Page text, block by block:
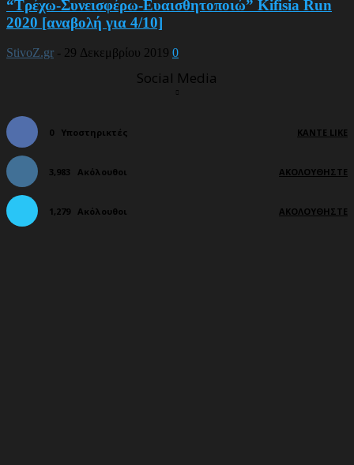
“Τρέχω-Συνεισφέρω-Ευαισθητοποιώ” Kifisia Run
2020 [αναβολή για 4/10]
StivoZ.gr - 29 Δεκεμβρίου 2019 0
Social Media
0 Υποστηρικτές ΚΆΝΤΕ LIKE
3,983 Ακόλουθοι ΑΚΟΛΟΥΘΉΣΤΕ
1,279 Ακόλουθοι ΑΚΟΛΟΥΘΉΣΤΕ